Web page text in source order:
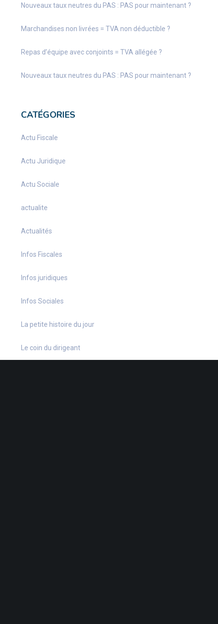
Nouveaux taux neutres du PAS : PAS pour maintenant ?
Marchandises non livrées = TVA non déductible ?
Repas d’équipe avec conjoints = TVA allégée ?
Nouveaux taux neutres du PAS : PAS pour maintenant ?
CATÉGORIES
Actu Fiscale
Actu Juridique
Actu Sociale
actualite
Actualités
Infos Fiscales
Infos juridiques
Infos Sociales
La petite histoire du jour
Le coin du dirigeant